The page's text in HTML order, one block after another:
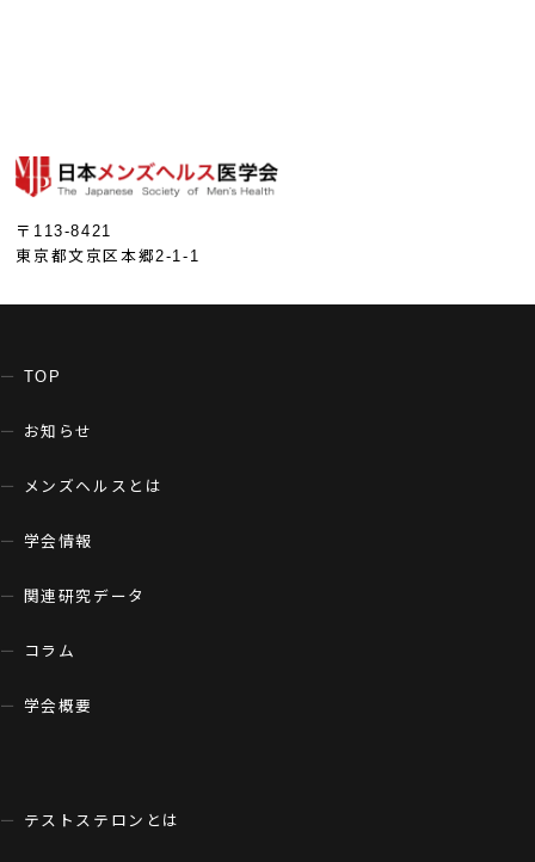
〒113-8421
東京都文京区本郷2-1-1
TOP
お知らせ
メンズヘルスとは
学会情報
関連研究データ
コラム
学会概要
テストステロンとは